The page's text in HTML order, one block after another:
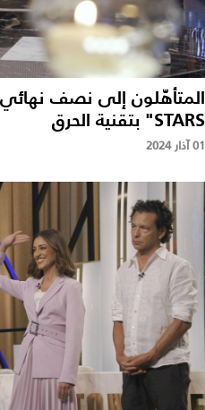
STARS" بتقنية الحرق
01 آذار 2024